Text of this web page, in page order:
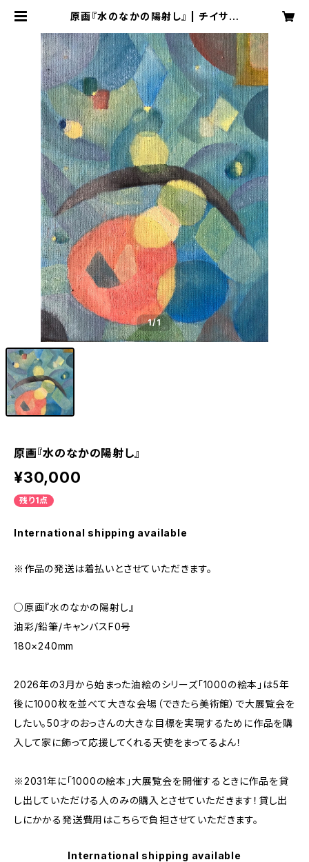
原画『水のなかの陽射し』 | チイサイ
1/1
原画『水のなかの陽射し』
¥30,000
残り1点
International shipping available
※作品の発送は着払いとさせていただきます。
○原画『水のなかの陽射し』
油彩/鉛筆/キャンバスF0号
180×240mm
2026年の3月から始まった油絵のシリーズ「1000の絵本」は5年
後に1000枚を並べて大きな会場（できたら美術館）で大展覧会を
したい。50才のおっさんの大きな目標を実現するために作品を購
入して家に飾って応援してくれる天使をまってるよん！
※2031年に「1000の絵本」大展覧会を開催するときに作品を貸
し出していただける人のみの購入とさせていただきます！貸し出
しにかかる発送費用はこちらで負担させていただきます。
International shipping available